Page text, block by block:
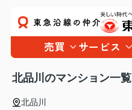
売買 サービス
北品川のマンション一覧
北品川